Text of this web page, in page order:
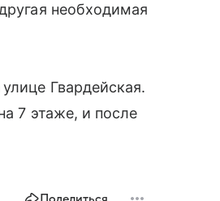
необходимая
Гвардейская.
7 этаже, и после